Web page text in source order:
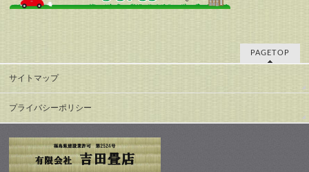
PAGETOP
サイトマップ
プライバシーポリシー